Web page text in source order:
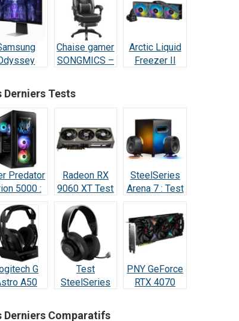
4K
240Hz
des Gamers
Ultra-
–
& Avis
Chaise gamer
SONGMICS –
Arctic Liquid
Freezer II
Derniers Tests
Predator
5000 :
Complet
5070
(2026)
Radeon RX
9060 XT Test
Avis 2026 : la
meilleure
carte à 498 €
?
SteelSeries
Arena 7 : Test
Vraiment
incroyable ?
G
A50
Notre Test
Test
SteelSeries
Wireless : Le
PNY GeForce
RTX 4070
Derniers Comparatifs